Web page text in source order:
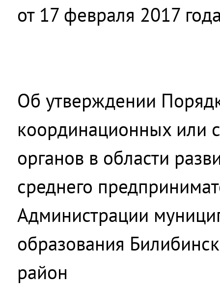
от 17 февраля 2017
Об утверждении
координационных или
органов в области
среднего
Администрации
образования
район